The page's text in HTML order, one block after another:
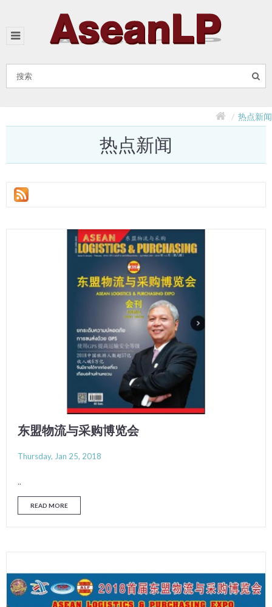
热点新闻
热点新闻
东盟物流与采购博览会
Thursday, Jan 25, 2018
..
READ MORE